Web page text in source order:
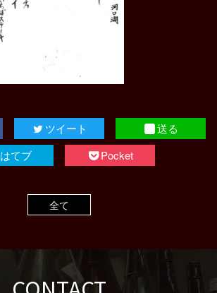
ツイート
送る
はてブ
Pocket
全て